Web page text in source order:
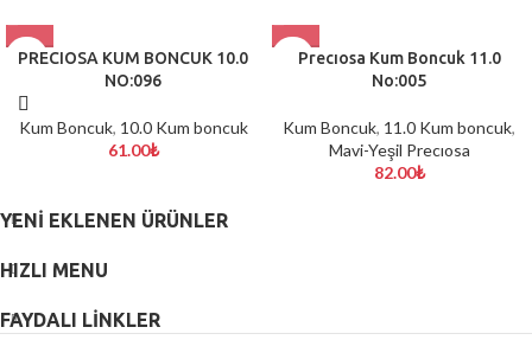
PRECIOSA KUM BONCUK 10.0
NO:096
Kum Boncuk, 10.0 Kum boncuk
61.00₺
Precıosa Kum Boncuk 11.0
No:005
Kum Boncuk, 11.0 Kum boncuk,
Mavi-Yeşil Precıosa
82.00₺
YENI EKLENEN ÜRÜNLER
HIZLI MENU
FAYDALI LİNKLER